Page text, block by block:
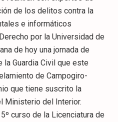
de los delitos contra la
e informáticos
por la Universidad de
de hoy una jornada de
Guardia Civil que este
de Campogiro-
que tiene suscrito la
Ministerio del Interior.
curso de la Licenciatura de